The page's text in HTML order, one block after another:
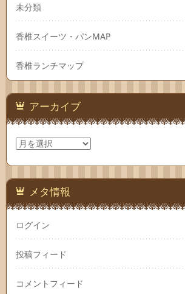
未分類
香椎スイーツ・パンMAP
香椎ランチマップ
アーカイブ
ア
ー
カ
イ
ブ メタ情報
ログイン
投稿フィード
コメントフィード